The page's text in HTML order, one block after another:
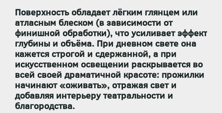
Поверхность обладаетлёгким глянцем или
атласным блеском (в зависимости от
финишной обработки), что усиливает эффект
глубины и объёма. При дневном свете она
кажется строгой и сдержанной, а при
искусственном освещении раскрывается во
всей своей драматичной красоте: прожилки
начинают «оживать», отражая свет и
добавляя интерьеру театральности и
благородства.